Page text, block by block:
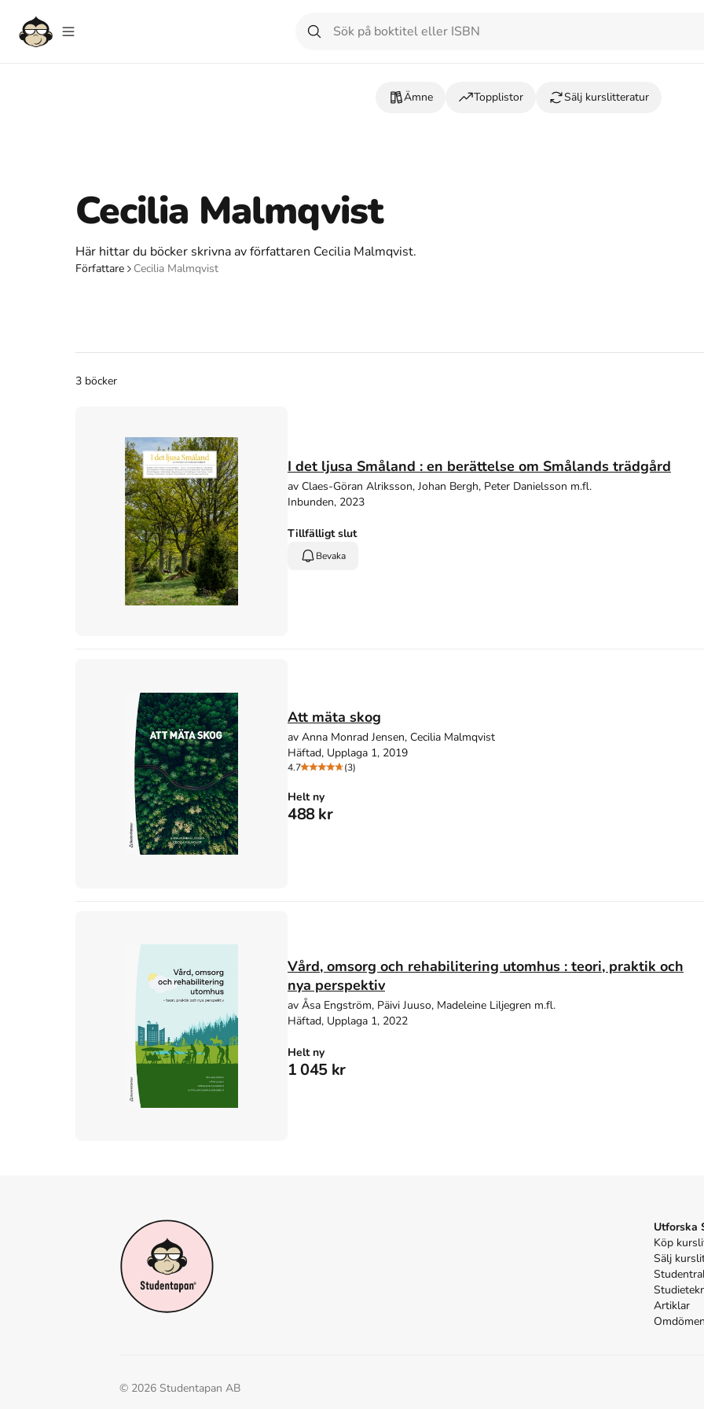
Ämne Topplistor Sälj kurslitteratur
Cecilia Malmqvist
Här hittar du böcker skrivna av författaren Cecilia Malmqvist.
Författare Cecilia Malmqvist
3 böcker
I det ljusa Småland : en berättelse om Smålands trädgård
av Claes-Göran Alriksson, Johan Bergh, Peter Danielsson m.fl.
Inbunden, 2023
Tillfälligt slut
Bevaka
Att mäta skog
av Anna Monrad Jensen, Cecilia Malmqvist
Häftad, Upplaga 1, 2019
4.7 (3)
Helt ny
488 kr
Vård, omsorg och rehabilitering utomhus : teori, praktik och
nya perspektiv
av Åsa Engström, Päivi Juuso, Madeleine Liljegren m.fl.
Häftad, Upplaga 1, 2022
Helt ny
1 045 kr
Utforska
Köp
Sälj
Artiklar
Omdömen
© 2026 Studentapan AB